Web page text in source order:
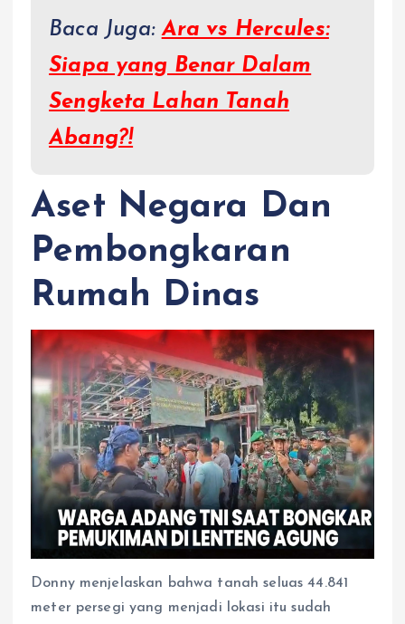
Baca Juga:Ara vs Hercules:
Siapa yang Benar Dalam
Sengketa Lahan Tanah
Abang?!
Aset Negara Dan
Pembongkaran
Rumah Dinas
Donny menjelaskan bahwa tanah seluas 44.841
meter persegi yang menjadi lokasi itu sudah